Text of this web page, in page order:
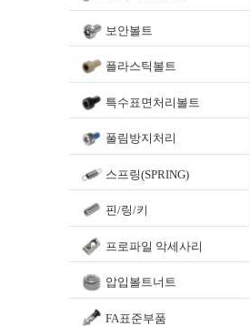
보안볼트
플라스틱볼트
특수표면처리볼트
풀림방지처리
스프링(SPRING)
핀/링/키
프로파일 악세사리
압입볼트너트
FA표준부품